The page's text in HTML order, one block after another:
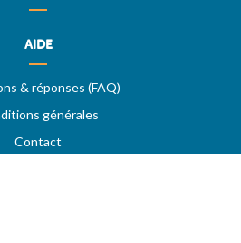
AIDE
& réponses (FAQ)
générales
Contact